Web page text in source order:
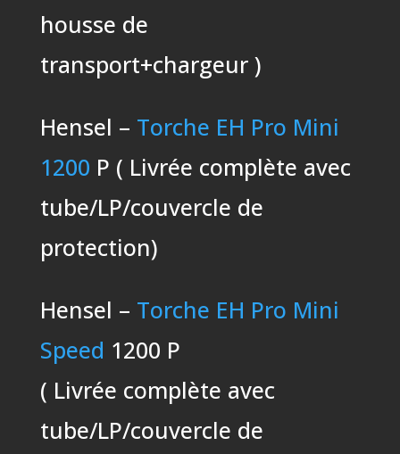
housse de
transport+chargeur )
Hensel – Torche EH Pro Mini
1200 P ( Livrée complète avec
tube/LP/couvercle de
protection)
Hensel – Torche EH Pro Mini
Speed 1200 P
( Livrée complète avec
tube/LP/couvercle de